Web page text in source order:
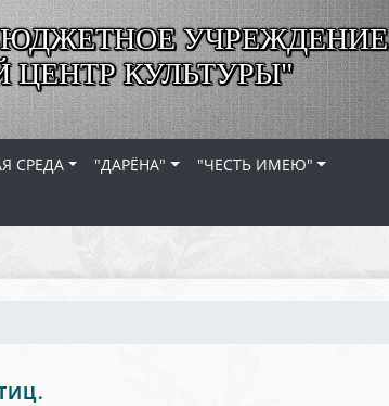
УЧРЕЖДЕНИЕ
ЦЕНТР КУЛЬТУРЫ"
СРЕДА "ДАРЁНА"
"ЧЕСТЬ ИМЕЮ"